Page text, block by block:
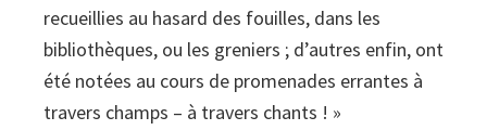
recueillies au hasard des fouilles, dans les
bibliothèques, ou les greniers ; d’autres enfin, ont
été notées au cours de promenades errantes à
travers champs – à travers chants ! »